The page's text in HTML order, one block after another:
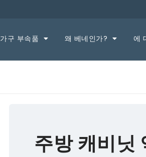
가구 부속품 왜 베네인가? 에
주방 캐비닛